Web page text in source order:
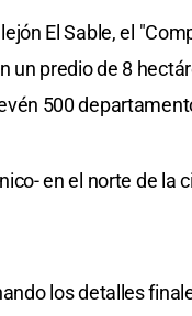
El Sable, el
un predio de 8
500
en el norte de
los detalles